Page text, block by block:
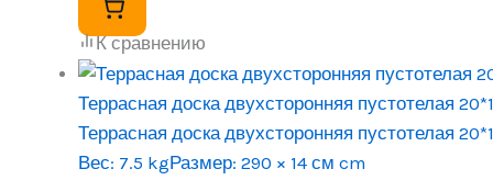
К сравнению
Террасная доска двухсторонняя
Террасная доска двухсторонняя
Вес: 7.5 kgРазмер: 290 × 14 см cm